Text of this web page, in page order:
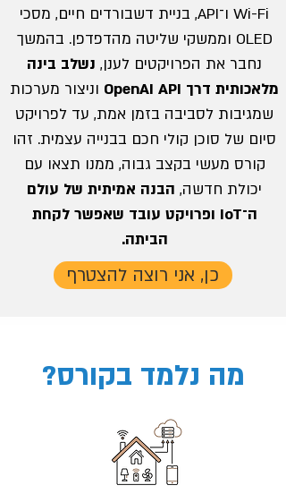
Wi-Fi ו־API, בניית דשבורדים חיים, מסכי
OLED וממשקי שליטה מהדפדפן. בהמשך
נחבר את הפרויקטים לענן, נשלב בינה
מלאכותית דרך OpenAI API
וניצור מערכות
שמגיבות לסביבה בזמן אמת, עד לפרויקט
סיום של סוכן קולי חכם בבנייה עצמית. זהו
קורס מעשי בקצב גבוה, ממנו תצאו עם
יכולת חדשה, הבנה אמיתית של עולם
ה־IoT ופרויקט עובד שאפשר לקחת
הביתה.
כן, אני רוצה להצטרף
מה נלמד בקורס?